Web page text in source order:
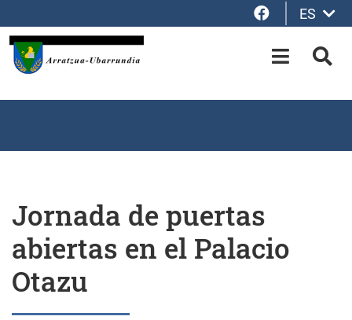
Facebook
ES
OPEN-
Jornada de puertas
abiertas en el Palacio
Otazu